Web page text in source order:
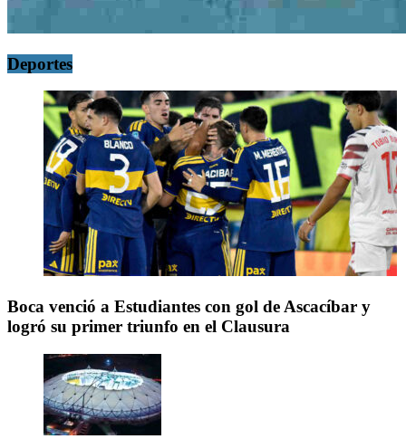
Deportes
Boca venció a Estudiantes con gol de Ascacíbar y
logró su primer triunfo en el Clausura